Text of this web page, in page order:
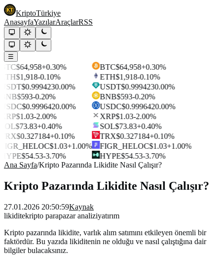
KriptoTürkiye
AnasayfaYazılarAraçlarRSS
☰
$64,958+0.30%
$1,918-0.10%
$0.9994230.00%
$593-0.20%
$0.9996420.00%
$1.03-2.00%
$73.83+0.40%
$0.327184+0.10%
$1.03+1.00%
$54.53-3.70%
BTC$64,958+0.30%
ETH$1,918-0.10%
USDT$0.9994230.00%
BNB$593-0.20%
USDC$0.9996420.00%
XRP$1.03-2.00%
SOL$73.83+0.40%
TRX$0.327184+0.10%
FIGR_HELOC$1.03+1.00%
HYPE$54.53-3.70%
Ana Sayfa/Kripto Pazarında Likidite Nasıl Çalışır?
Kripto Pazarında Likidite Nasıl Çalışır?
27.01.2026 20:50:59Kaynak
likiditekripto parapazar analiziyatırım
Kripto pazarında likidite, varlık alım satımını etkileyen önemli bir
faktördür. Bu yazıda likiditenin ne olduğu ve nasıl çalıştığına dair
bilgiler bulacaksınız.